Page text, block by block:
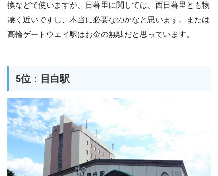
換などで使いますが、日暮里に関しては、西日暮里とも物
凄く近いですし、本当に必要なのかなと思います。または
高輪ゲートウェイ駅はお金の無駄だと思っています。
5位：目白駅